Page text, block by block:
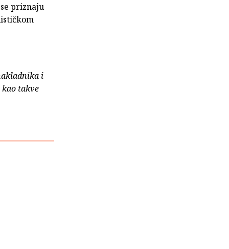
priznaju
i
takve